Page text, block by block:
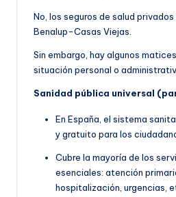
No, los seguros de salud
Benalup-Casas Viejas.
Sin embargo, hay algunos
situación personal o
Sanidad pública universal
En España, el sistema
y gratuito para los
Cubre la mayoría de los
esenciales: atención
hospitalización, urgencias,